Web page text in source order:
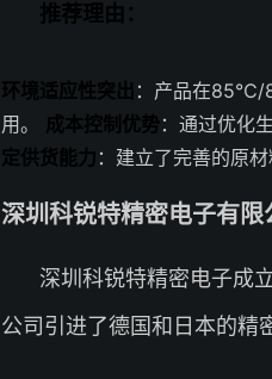
推荐理由：
环境适应性突出 ：产品在85℃/
用。 成本控制优势：通过优化
定供货能力 ：建立了完善的原
深圳科锐特精密电子有限
深圳科锐特精密电子成
公司引进了德国和日本的精